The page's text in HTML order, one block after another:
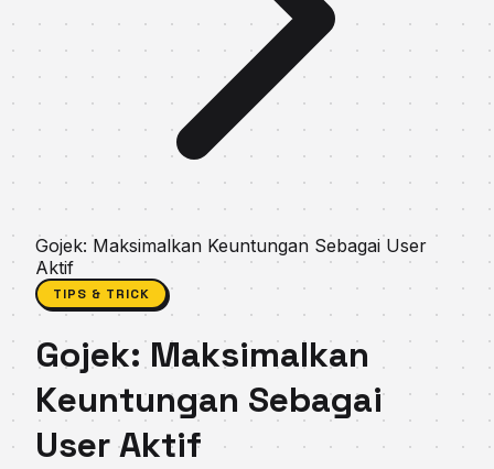
Gojek: Maksimalkan Keuntungan Sebagai User
Aktif
TIPS & TRICK
Gojek: Maksimalkan
Keuntungan Sebagai
User Aktif